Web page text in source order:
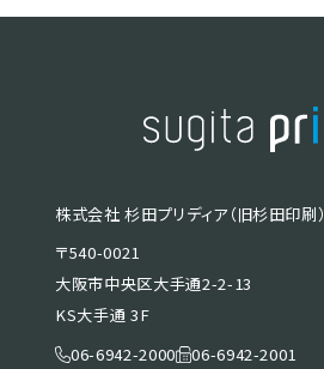
株式会社 杉田プリディア（旧杉田印刷）
〒540-0021
大阪市中央区大手通2-2-13
KS大手通 3F
06-6942-2000
06-6942-2001